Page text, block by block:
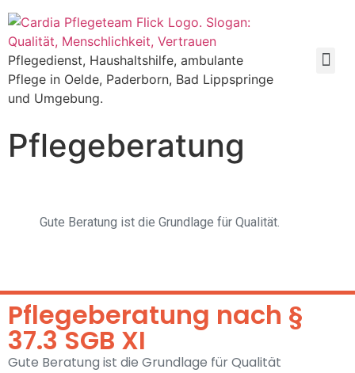
Pflegedienst, Haushaltshilfe, ambulante
Pflege in Oelde, Paderborn, Bad Lippspringe
und Umgebung.
Pflegeberatung
Gute Beratung ist die Grundlage für Qualität.
Pflegeberatung nach §
37.3 SGB XI
Gute Beratung ist die Grundlage für Qualität